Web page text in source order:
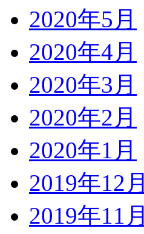
2020年5月
2020年4月
2020年3月
2020年2月
2020年1月
2019年12月
2019年11月